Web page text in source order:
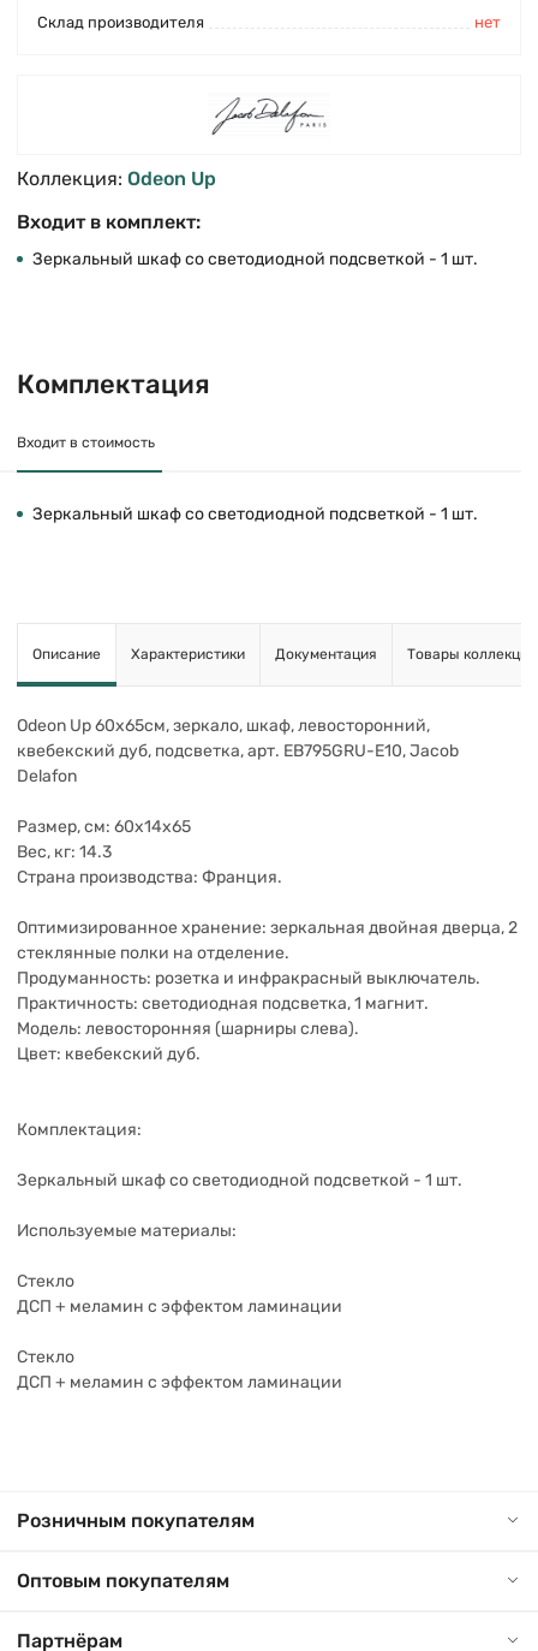
Склад производителя
нет
Коллекция: Odeon Up
Входит в комплект:
Зеркальный шкаф со светодиодной подсветкой - 1 шт.
Комплектация
Входит в стоимость
Зеркальный шкаф со светодиодной подсветкой - 1 шт.
Описание Характеристики Документация Товары коллекции
Odeon Up 60х65см, зеркало, шкаф, левосторонний,
квебекский дуб, подсветка, арт. EB795GRU-E10, Jacob
Delafon
Размер, см: 60х14х65
Вес, кг: 14.3
Страна производства: Франция.
Оптимизированное хранение: зеркальная двойная дверца, 2
стеклянные полки на отделение.
Продуманность: розетка и инфракрасный выключатель.
Практичность: светодиодная подсветка, 1 магнит.
Модель: левосторонняя (шарниры слева).
Цвет: квебекский дуб.
Комплектация:
Зеркальный шкаф со светодиодной подсветкой - 1 шт.
Используемые материалы:
Стекло
ДСП + меламин с эффектом ламинации
Стекло
ДСП + меламин с эффектом ламинации
Розничным покупателям
Оптовым покупателям
Партнёрам